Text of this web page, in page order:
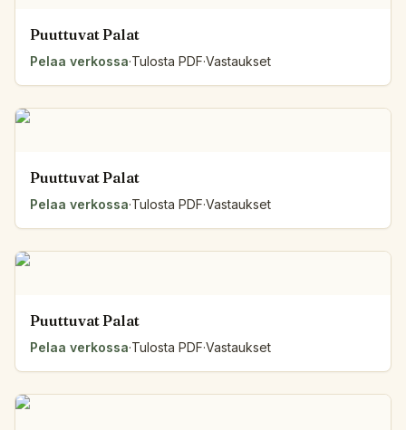
Puuttuvat Palat
Pelaa verkossa·Tulosta PDF·Vastaukset
Puuttuvat Palat
Pelaa verkossa·Tulosta PDF·Vastaukset
Puuttuvat Palat
Pelaa verkossa·Tulosta PDF·Vastaukset